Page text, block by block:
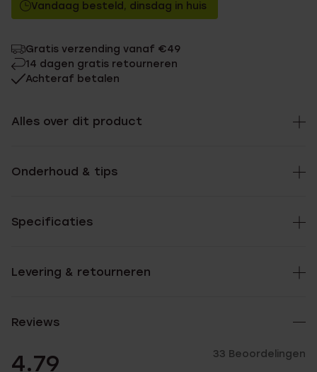
Vandaag besteld, dinsdag in huis
Gratis verzending vanaf €49
14 dagen gratis retourneren
Achteraf betalen
Alles over dit product
Onderhoud & tips
Specificaties
Levering & retourneren
Reviews
4.79 33 Beoordelingen